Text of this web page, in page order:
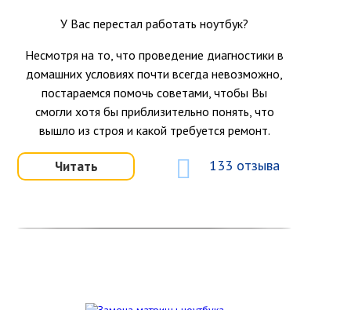
У Вас перестал работать ноутбук?
Несмотря на то, что проведение диагностики в
домашних условиях почти всегда невозможно,
постараемся помочь советами, чтобы Вы
смогли хотя бы приблизительно понять, что
вышло из строя и какой требуется ремонт.
Читать 133 отзыва